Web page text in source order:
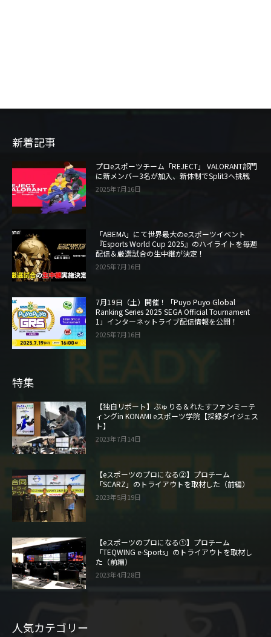
新着記事
プロeスポーツチーム「REJECT」 VALORANT部門
に新メンバー3名が加入、新体制でSplit3へ挑戦
2025年7月16日
「ABEMA」にて世界最大のeスポーツイベント
『Esports World Cup 2025』のハイライトを毎週
配信＆厳選試合の生中継が決定！
2025年7月16日
7月19日（土）開催！「Puyo Puyo Global
Ranking Series 2025 SEGA Official Tournament
1」インターネットライブ配信情報を公開！
2025年7月16日
特集
【独自リポート】ぶゅりる＆れたすファンミーテ
ィングin KONAMI eスポーツ学院【採録ダイジェス
ト】
2023年7月14日
【eスポーツのプロになる②】プロチーム
「SCARZ」のトライアウトを取材した（前編）
2023年5月19日
【eスポーツのプロになる①】プロチーム
「TEQWING e-Sports」のトライアウトを取材し
た（前編）
2023年4月28日
人気カテゴリー